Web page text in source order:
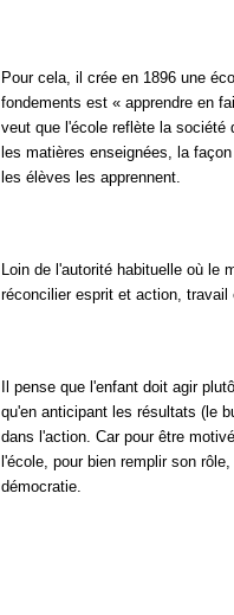
Pour cela, il crée en 1896 une
fondements est « apprendre en
veut que l'école reflète la société
les matières enseignées, la
les élèves les apprennent.
Loin de l'autorité habituelle où
réconcilier esprit et action,
Il pense que l'enfant doit agir
qu'en anticipant les résultats (le
dans l'action. Car pour être
l'école, pour bien remplir son
démocratie.